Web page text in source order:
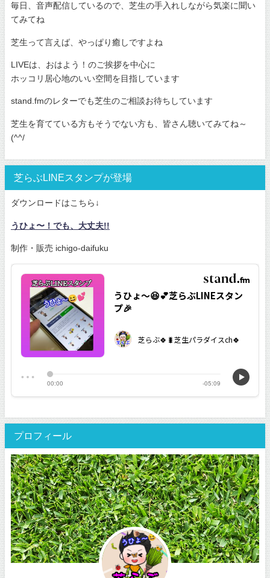
毎日、音声配信しているので、芝生の手入れしながら気楽に聞い
てみてね
芝生って言えば、やっぱり癒しですよね
LIVEは、おはよう！のご挨拶を中心に
ホッコリ居心地のいい空間を目指しています
stand.fmのレターでも芝生のご相談お待ちしています
芝生を育てている方もそうでない方も、皆さん聴いてみてね～
(^^/
芝らぶLINEスタンプが登場
ダウンロードはこちら↓
うひょ〜！でも、大丈夫!!
制作・販売 ichigo-daifuku
プロフィール